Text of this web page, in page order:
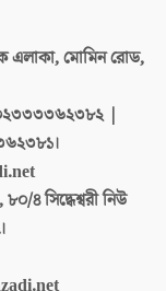
এলাকা, মোমিন রোড,
|
৪ সিদ্ধেশ্বরী নিউ